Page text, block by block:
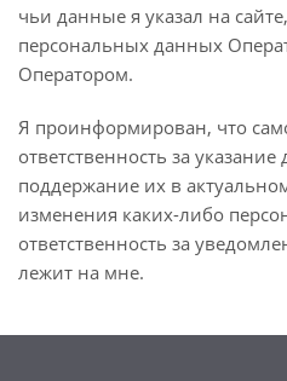
чьи данные я указал на
персональных данных
Оператором.
Я проинформирован, что
ответственность за
поддержание их в
изменения каких-либо
ответственность за
лежит на мне.